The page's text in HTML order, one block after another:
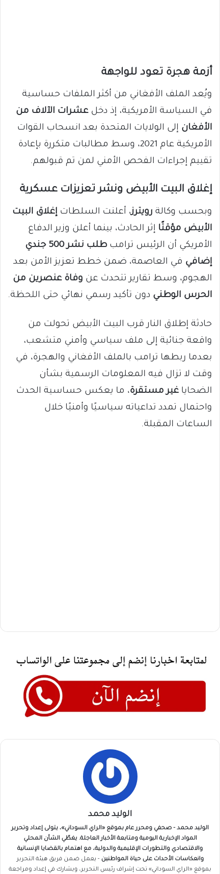
أزمة هجرة تعود للواجهة
ويُعد الملف الأفغاني من أكثر الملفات حساسية
في السياسة الأمريكية، إذ دخل عشرات الآلاف من
الأفغان إلى الولايات المتحدة بعد انسحاب القوات
الأمريكية عام 2021، وسط مطالبات متكررة بإعادة
تقييم إجراءات الفحص الأمني لمن تم قبولهم.
إغلاق البيت الأبيض ونشر تعزيزات عسكرية
وبحسب وكالة رويترز، أعلنت السلطات إغلاق البيت
الأبيض مؤقتًا إثر الحادث، بينما أعلن وزير الدفاع
الأمريكي أن الرئيس ترامب
طلب نشر 500 جندي
إضافي في العاصمة، ضمن خطط تعزيز الأمن بعد
الهجوم، وسط تقارير تتحدث عن وفاة عنصرين من
الحرس الوطني دون تأكيد رسمي نهائي حتى اللحظة.
حادثة إطلاق النار قرب البيت الأبيض تحولت من
واقعة جنائية إلى ملف سياسي وأمني متشعب،
بعدما ربطها ترامب بالملف الأفغاني والهجرة، في
وقت لا تزال فيه المعلومات الرسمية بشأن
الضحايا غير مستقرة، ما يعكس حساسية الحدث
واحتمال تمدد تداعياته سياسيًا وأمنيًا خلال
الساعات المقبلة.
الوليد محمد
الوليد محمد - صحفي ومحرر عام بموقع «الراي السوداني»، يتولى إعداد وتحرير
المواد الإخبارية اليومية ومتابعة الأخبار العاجلة. يغطّي الشأن المحلي
والاقتصادي والتطورات الإقليمية والدولية، مع اهتمام بالقضايا الإنسانية
وانعكاسات الأحداث على حياة المواطنين - يعمل ضمن فريق هيئة التحرير
بموقع «الراي السوداني» تحت إشراف رئيس التحرير، ويشارك في إعداد ومراجعة